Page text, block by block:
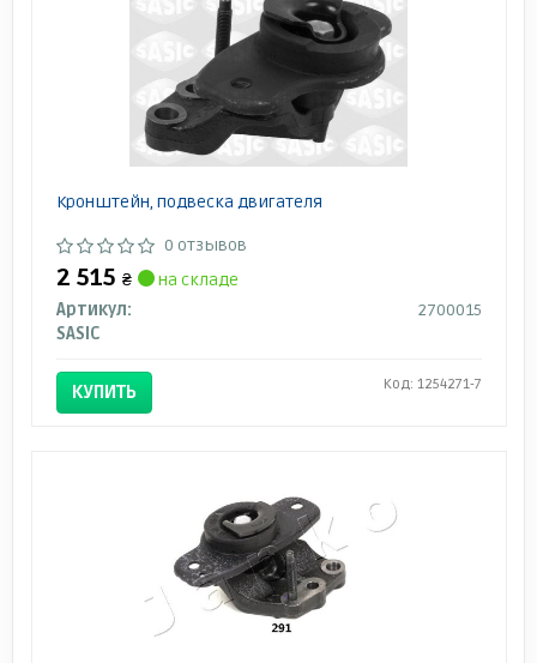
Кронштейн, подвеска двигателя
0 отзывов
2 515 ₴
на складе
Артикул:
2700015
SASIC
КУПИТЬ Код: 1254271-7